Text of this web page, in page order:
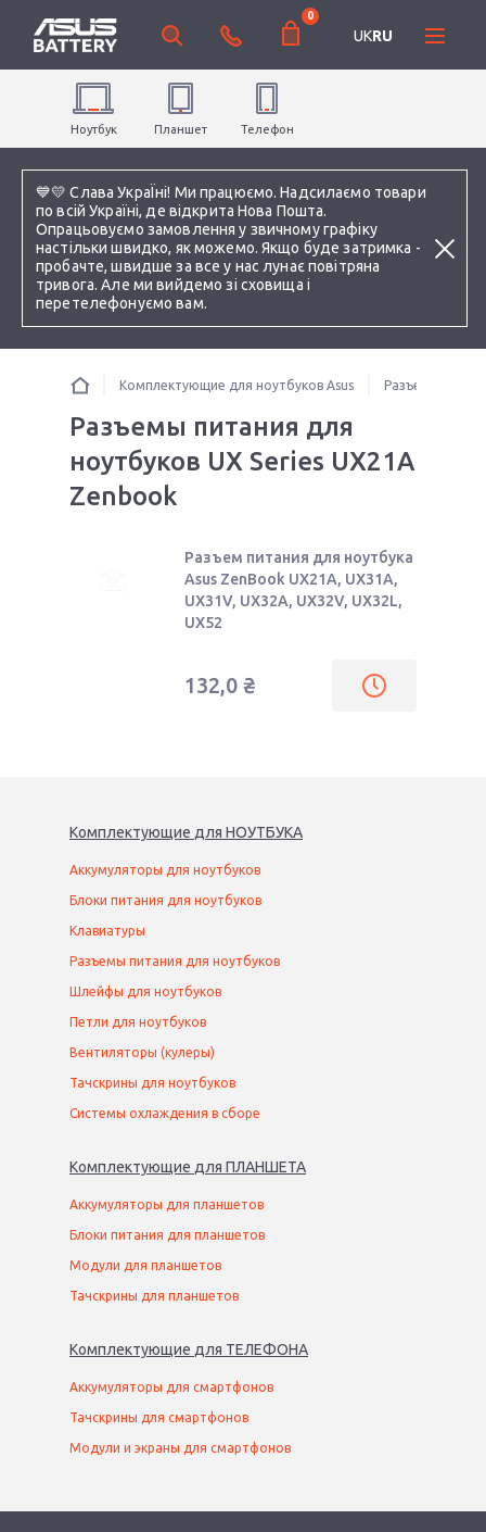
💙💛 Слава УкраЇні! Ми працюємо. Надсилаємо товари
по всій Україні, де відкрита Нова Пошта.
Опрацьовуємо замовлення у звичному графіку
настільки швидко, як можемо. Якщо буде затримка -
пробачте, швидше за все у нас лунає повітряна
тривога. Але ми вийдемо зі сховища і
перетелефонуємо вам.
0
UKRU
Ноутбук Планшет Телефон
Комплектующие для ноутбуков Asus Разъемы
Разъемы питания для
ноутбуков UX Series UX21A
Zenbook
Разъем питания для ноутбука
Asus ZenBook UX21A, UX31A,
UX31V, UX32A, UX32V, UX32L,
UX52
132,0 ₴
Комплектующие для НОУТБУКА
Аккумуляторы для ноутбуков
Блоки питания для ноутбуков
Клавиатуры
Разъемы питания для ноутбуков
Шлейфы для ноутбуков
Петли для ноутбуков
Вентиляторы (кулеры)
Тачскрины для ноутбуков
Системы охлаждения в сборе
Комплектующие для ПЛАНШЕТА
Аккумуляторы для планшетов
Блоки питания для планшетов
Модули для планшетов
Тачскрины для планшетов
Комплектующие для ТЕЛЕФОНА
Аккумуляторы для смартфонов
Тачскрины для смартфонов
Модули и экраны для смартфонов